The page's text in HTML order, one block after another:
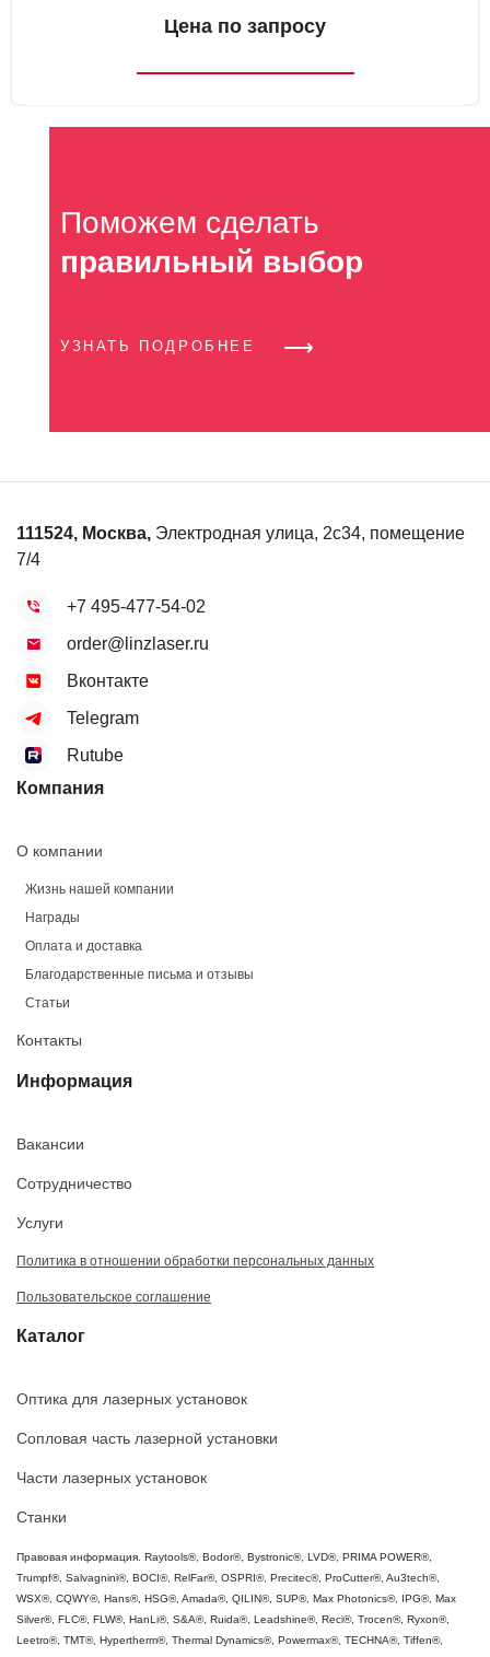
Цена по запросу
Поможем сделать
правильный выбор
УЗНАТЬ ПОДРОБНЕЕ
111524, Москва, Электродная улица, 2с34, помещение
7/4
+7 495-477-54-02
order@linzlaser.ru
Вконтакте
Telegram
Rutube
Компания
О компании
Жизнь нашей компании
Награды
Оплата и доставка
Благодарственные письма и отзывы
Статьи
Контакты
Информация
Вакансии
Сотрудничество
Услуги
Политика в отношении обработки персональных данных
Пользовательское соглашение
Каталог
Оптика для лазерных установок
Сопловая часть лазерной установки
Части лазерных установок
Станки
Правовая информация. Raytools®, Bodor®, Bystronic®, LVD®, PRIMA POWER®,
Trumpf®, Salvagnini®, BOCI®, RelFar®, OSPRI®, Precitec®, ProCutter®, Au3tech®,
WSX®, CQWY®, Hans®, HSG®, Amada®, QILIN®, SUP®, Max Photonics®, IPG®, Max
Silver®, FLC®, FLW®, HanLi®, S&A®, Ruida®, Leadshine®, Reci®, Trocen®, Ryxon®,
Leetro®, TMT®, Hypertherm®, Thermal Dynamics®, Powermax®, TECHNA®, Tiffen®,